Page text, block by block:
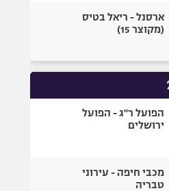
אופניים
כדורמים
פוטבול אמריקאי NFL
בייסבול MLB
ספורט אתגרי
גיימינג E-Sports
ארסנל - ריאל בטיס
(מקוצר 15)
הפועל ר"ג - הפועל
ירושלים
מכבי חיפה - עירוני
טבריה